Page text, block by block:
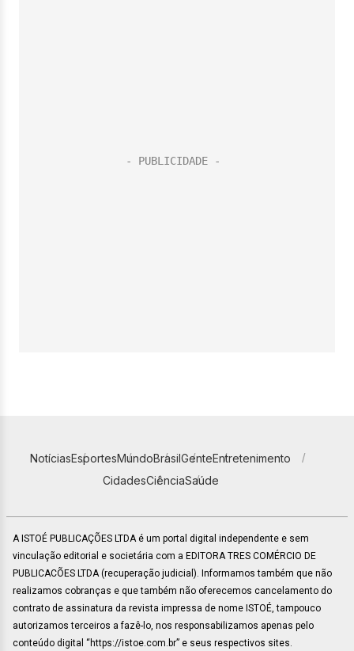
NotíciasEsportesMundoBrasilGenteEntretenimento
CidadesCiênciaSaúde
A ISTOÉ PUBLICAÇÕES LTDA é um portal digital independente e sem
vinculação editorial e societária com a EDITORA TRES COMÉRCIO DE
PUBLICACÕES LTDA (recuperação judicial). Informamos também que não
realizamos cobranças e que também não oferecemos cancelamento do
contrato de assinatura da revista impressa de nome ISTOÉ, tampouco
autorizamos terceiros a fazê-lo, nos responsabilizamos apenas pelo
conteúdo digital “https://istoe.com.br” e seus respectivos sites.